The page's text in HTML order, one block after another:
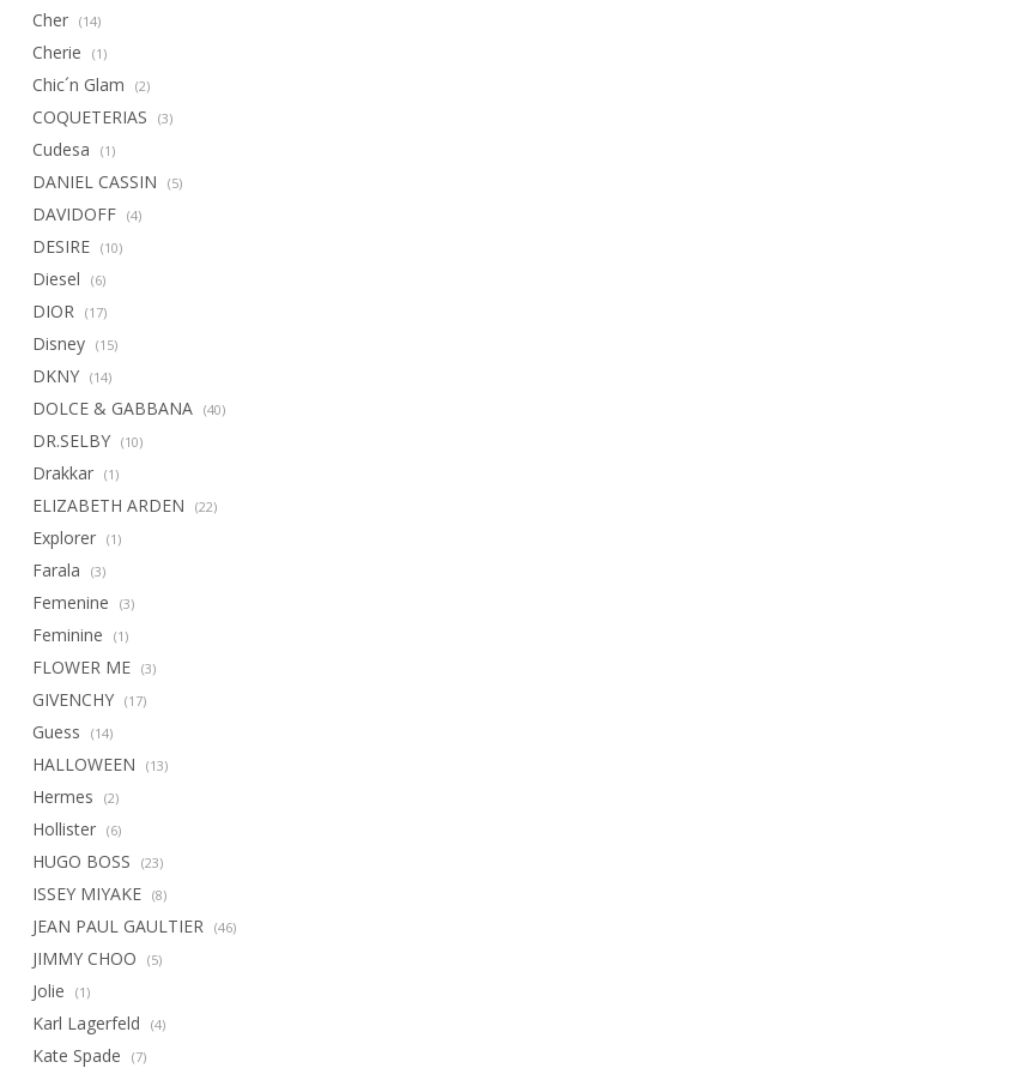
Cher (14)
Cherie (1)
Chic´n Glam (2)
COQUETERIAS (3)
Cudesa (1)
DANIEL CASSIN (5)
DAVIDOFF (4)
DESIRE (10)
Diesel (6)
DIOR (17)
Disney (15)
DKNY (14)
DOLCE & GABBANA (40)
DR.SELBY (10)
Drakkar (1)
ELIZABETH ARDEN (22)
Explorer (1)
Farala (3)
Femenine (3)
Feminine (1)
FLOWER ME (3)
GIVENCHY (17)
Guess (14)
HALLOWEEN (13)
Hermes (2)
Hollister (6)
HUGO BOSS (23)
ISSEY MIYAKE (8)
JEAN PAUL GAULTIER (46)
JIMMY CHOO (5)
Jolie (1)
Karl Lagerfeld (4)
Kate Spade (7)